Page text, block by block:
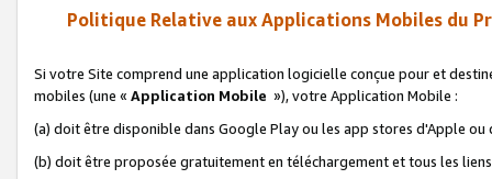
Politique Relative aux Applications Mobiles du
Si votre Site comprend une application logicielle conçue pour et
mobiles (une « Application Mobile »), votre Application Mobile :
(a) doit être disponible dans Google Play ou les app stores d'Apple ou
(b) doit être proposée gratuitement en téléchargement et tous les